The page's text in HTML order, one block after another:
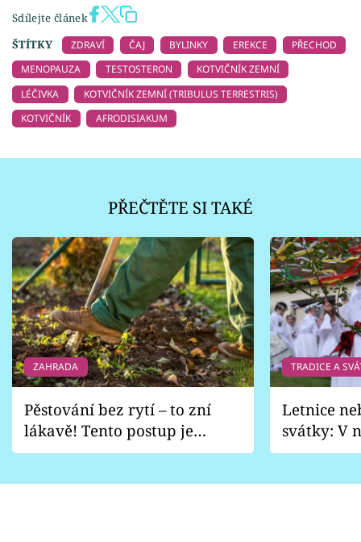
Sdílejte článek
ŠTÍTKY
ZDRAVÍ ČAJ BYLINKY EREKCE
PŘECHOD
MENOPAUZA
TESTOSTERON
KOTVIČNÍK ZEMNÍ
LÉČIVKA
KOTVIČNÍK ZEMNÍ (TRIBULUS TERRESTRIS)
KOTVIČNÍK
AFRODISIAKUM
PŘEČTĚTE SI TAKÉ
ZAHRADA
Pěstování bez rytí – to zní
lákavě! Tento postup je
vhodný jen pro některé
TRADICE A
Letnice
svátky: V
pondělí